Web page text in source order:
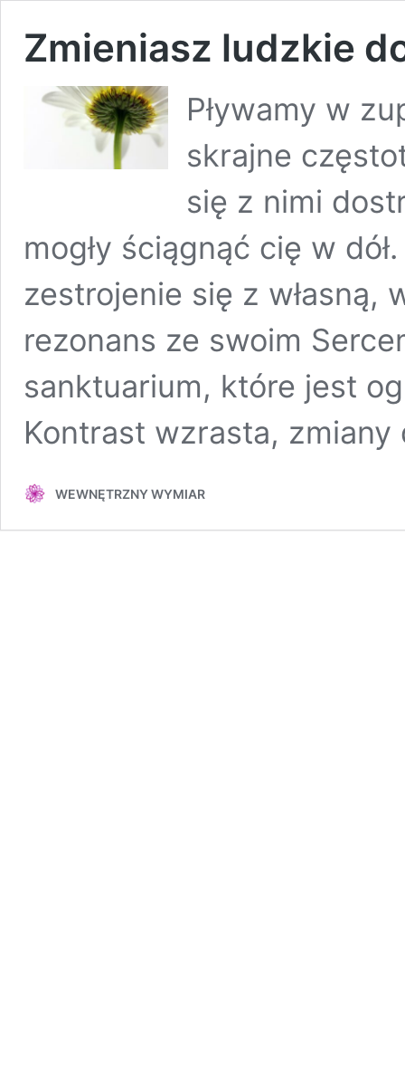
Zmieniasz ludzkie
Pływamy w
skrajne
się z nimi
mogły ściągnąć cię w
zestrojenie się z własną,
rezonans ze swoim
sanktuarium, które jest
Kontrast wzrasta,
WEWNĘTRZNY WYMIAR